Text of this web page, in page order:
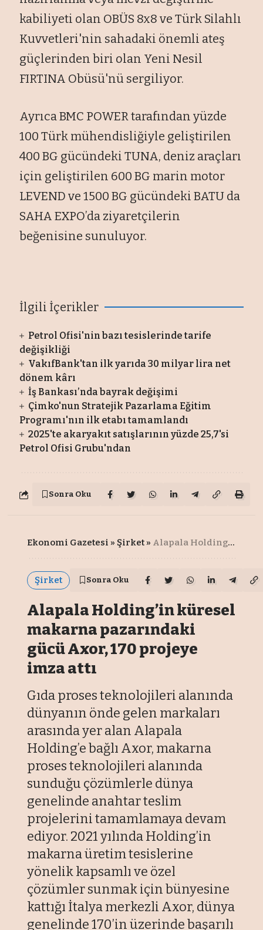
kabiliyeti olan OBÜS 8x8 ve Türk Silahlı
Kuvvetleri'nin sahadaki önemli ateş
güçlerinden biri olan Yeni Nesil
FIRTINA Obüsü'nü sergiliyor.
Ayrıca BMC POWER tarafından yüzde
100 Türk mühendisliğiyle geliştirilen
400 BG gücündeki TUNA, deniz araçları
için geliştirilen 600 BG marin motor
LEVEND ve 1500 BG gücündeki BATU da
SAHA EXPO’da ziyaretçilerin
beğenisine sunuluyor.
İlgili İçerikler
Petrol Ofisi'nin bazı tesislerinde tarife
değişikliği
VakıfBank'tan ilk yarıda 30 milyar lira net
dönem kârı
İş Bankası’nda bayrak değişimi
Çimko'nun Stratejik Pazarlama Eğitim
Programı'nın ilk etabı tamamlandı
2025'te akaryakıt satışlarının yüzde 25,7'si
Petrol Ofisi Grubu'ndan
Sonra Oku
Ekonomi Gazetesi » Şirket » Alapala Holding’in küresel makarna pazarındaki gücü Axor, 170 projeye imza attı
Şirket Sonra Oku
Alapala Holding’in küresel
makarna pazarındaki
gücü Axor, 170 projeye
imza attı
Gıda proses teknolojileri alanında
dünyanın önde gelen markaları
arasında yer alan Alapala
Holding’e bağlı Axor, makarna
proses teknolojileri alanında
sunduğu çözümlerle dünya
genelinde anahtar teslim
projelerini tamamlamaya devam
ediyor. 2021 yılında Holding’in
makarna üretim tesislerine
yönelik kapsamlı ve özel
çözümler sunmak için bünyesine
kattığı İtalya merkezli Axor, dünya
genelinde 170’in üzerinde başarılı